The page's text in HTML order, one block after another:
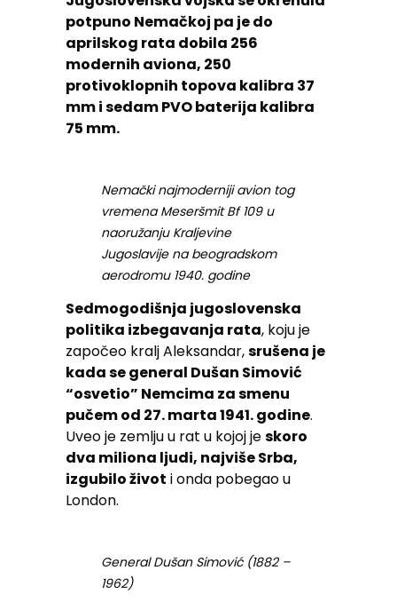
potpuno Nemačkoj pa je do
aprilskog rata dobila 256
modernih aviona, 250
protivoklopnih topova kalibra 37
mm i sedam PVO baterija kalibra
75 mm.
Nemački najmoderniji avion tog
vremena Meseršmit Bf 109 u
naoružanju Kraljevine
Jugoslavije na beogradskom
aerodromu 1940. godine
Sedmogodišnja jugoslovenska
politika izbegavanja rata, koju je
započeo kralj Aleksandar,srušena je
kada se general Dušan Simović
“osvetio” Nemcima za smenu
pučem od 27. marta 1941. godine.
Uveo je zemlju u rat u kojoj jeskoro
dva miliona ljudi, najviše Srba,
izgubilo život i onda pobegao u
London.
General Dušan Simović (1882 –
1962)